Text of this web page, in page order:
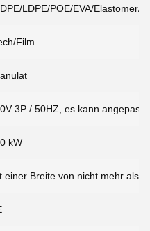
LDPE/POE/EVA/Elastomer/
Film
3P / 50HZ, es kann
kW
einer Breite von nicht mehr als